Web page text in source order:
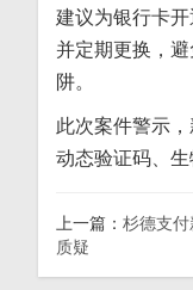
建议为银行卡开
并定期更换，
阱。
此次案件警示
动态验证码、
上一篇： 杉德支
质疑